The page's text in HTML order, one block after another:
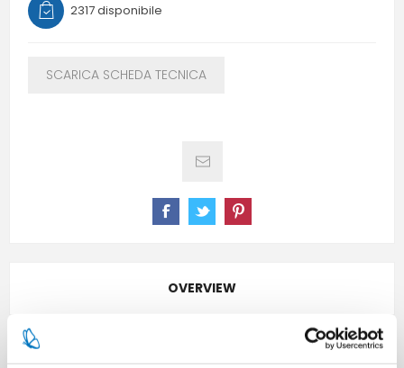
2317 disponibile
SCARICA SCHEDA TECNICA
OVERVIEW